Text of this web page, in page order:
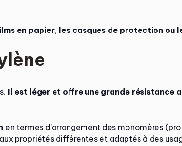
en papier, les casques de protection ou
Il est léger et offre une grande résistance
en termes d’arrangement des monomères
propriétés différentes et adaptés à des